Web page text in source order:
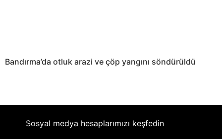
Bandırma’da otluk arazi ve çöp yangını söndürüldü
Sosyal medya hesaplarımızı keşfedin